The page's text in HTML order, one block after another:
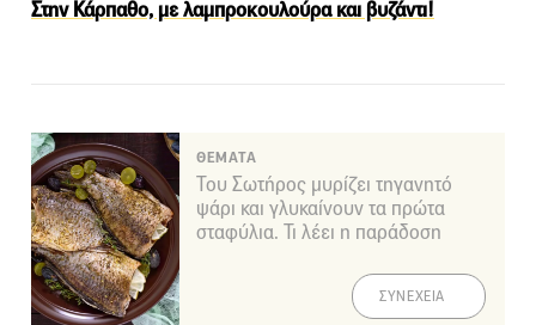
Στην Κάρπαθο, με λαμπροκουλούρα και βυζάντι!
ΘΕΜΑΤΑ
Του Σωτήρος μυρίζει τηγανητό
ψάρι και γλυκαίνουν τα πρώτα
σταφύλια. Τι λέει η παράδοση
ΣΥΝΕΧΕΙΑ